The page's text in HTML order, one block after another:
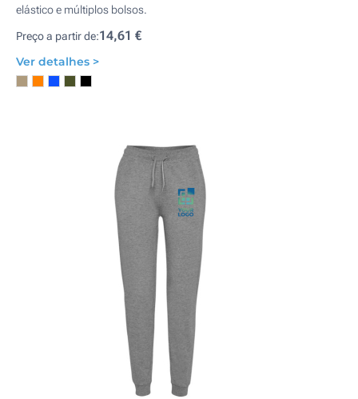
elástico e múltiplos bolsos.
Preço a partir de:14,61 €
Ver detalhes >